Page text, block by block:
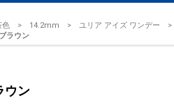
色 14.2mm
ユリア アイズ ワンデー
ラウン
ウン